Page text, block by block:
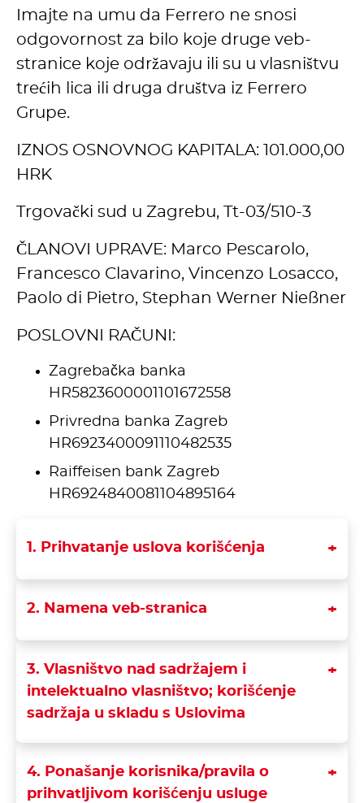
Imajte na umu da Ferrero ne snosi
odgovornost za bilo koje druge veb-
stranice koje održavaju ili su u vlasništvu
trećih lica ili druga društva iz Ferrero
Grupe.
IZNOS OSNOVNOG KAPITALA: 101.000,00
HRK
Trgovački sud u Zagrebu, Tt-03/510-3
ČLANOVI UPRAVE: Marco Pescarolo,
Francesco Clavarino, Vincenzo Losacco,
Paolo di Pietro, Stephan Werner Nießner
POSLOVNI RAČUNI:
Zagrebačka banka
HR5823600001101672558
Privredna banka Zagreb
HR6923400091110482535
Raiffeisen bank Zagreb
HR6924840081104895164
1. Prihvatanje uslova korišćenja
2. Namena veb-stranica
3. Vlasništvo nad sadržajem i
intelektualno vlasništvo; korišćenje
sadržaja u skladu s Uslovima
4. Ponašanje korisnika/pravila o
prihvatljivom korišćenju usluge